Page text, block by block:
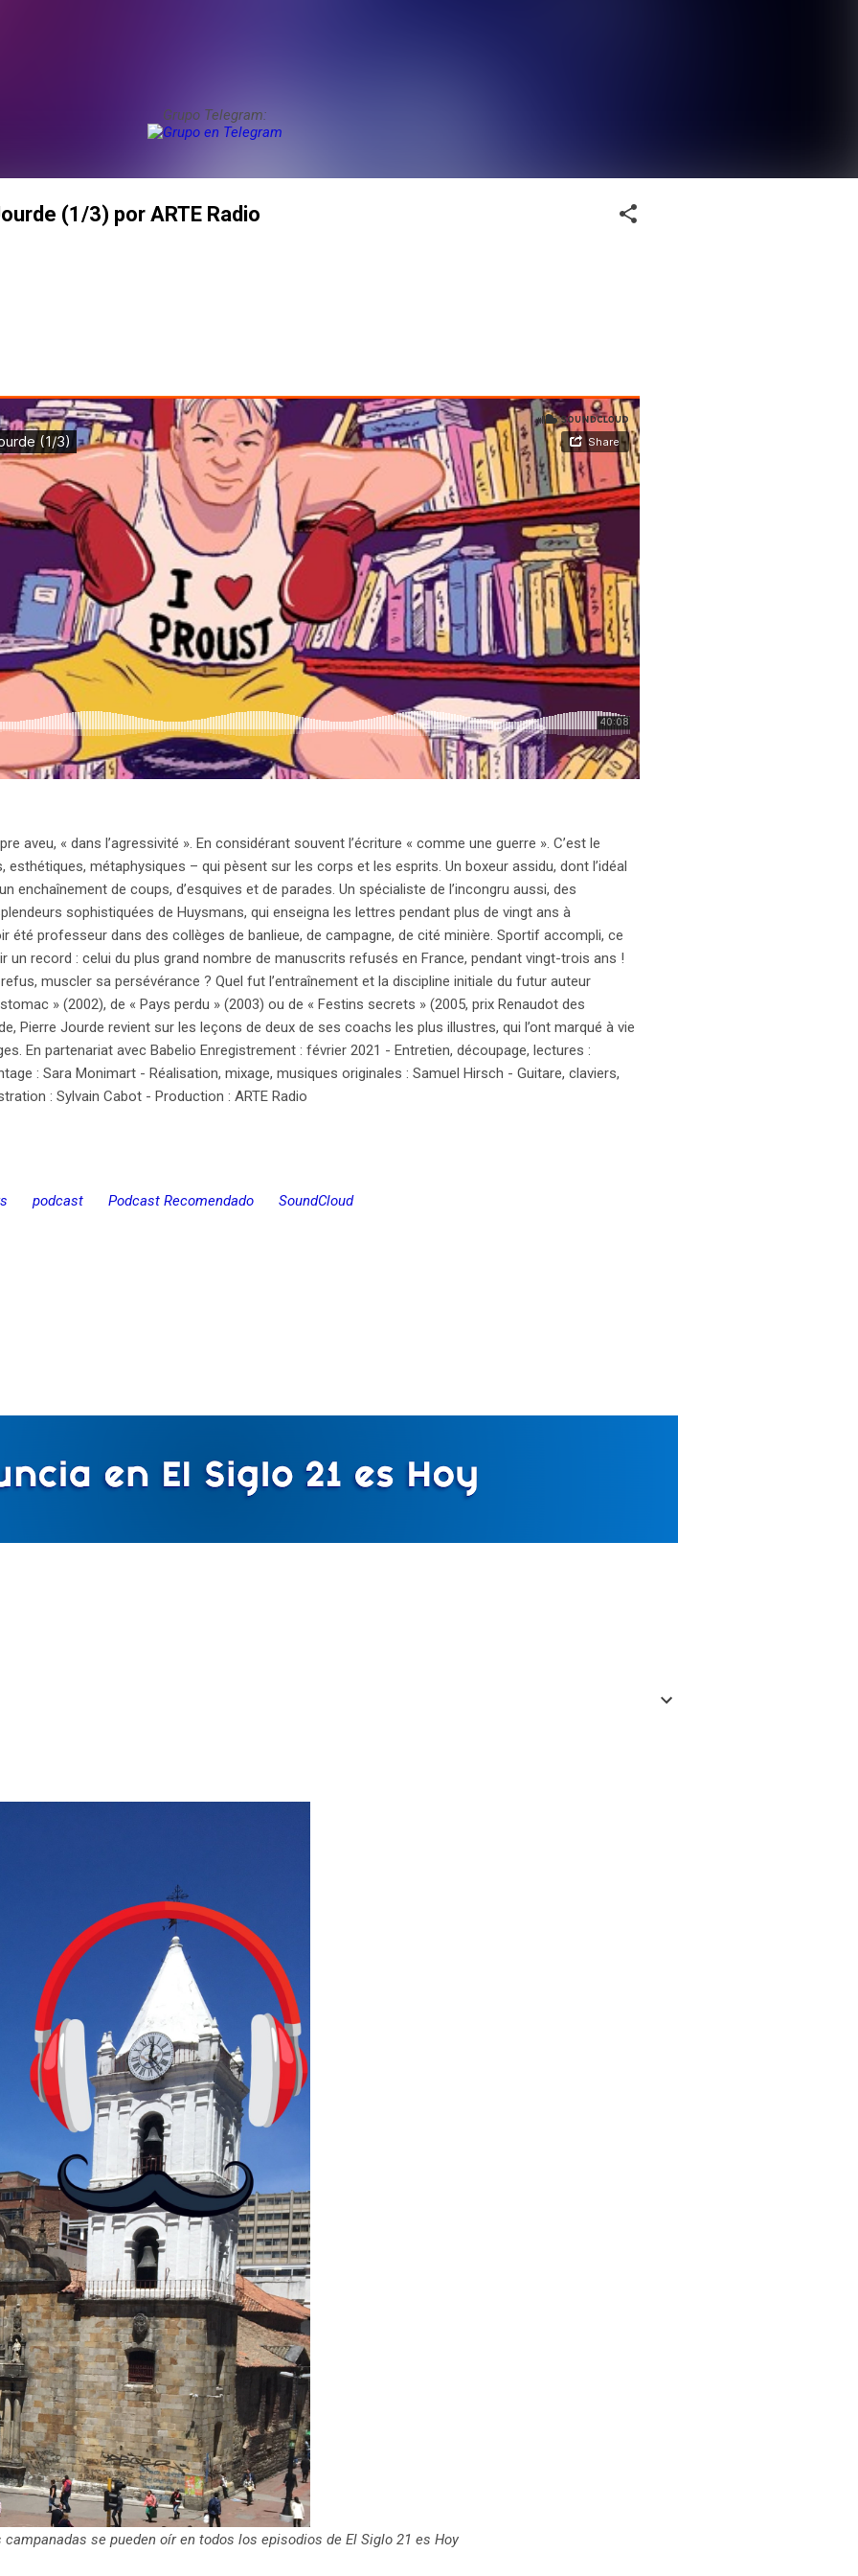
Grupo Telegram:
(1/3) por ARTE Radio
aveu, « dans l’agressivité ». En considérant souvent l’écriture « comme une guerre ». C’est le
métaphysiques – qui pèsent sur les corps et les esprits. Un boxeur assidu, dont l’idéal
enchaînement de coups, d’esquives et de parades. Un spécialiste de l’incongru aussi, des
sophistiquées de Huysmans, qui enseigna les lettres pendant plus de vingt ans à
été professeur dans des collèges de banlieue, de campagne, de cité minière. Sportif accompli, ce
un record : celui du plus grand nombre de manuscrits refusés en France, pendant vingt-trois ans !
muscler sa persévérance ? Quel fut l’entraînement et la discipline initiale du futur auteur
» (2002), de « Pays perdu » (2003) ou de « Festins secrets » (2005, prix Renaudot des
Pierre Jourde revient sur les leçons de deux de ses coachs les plus illustres, qui l’ont marqué à vie
En partenariat avec Babelio Enregistrement : février 2021 - Entretien, découpage, lectures :
: Sara Monimart - Réalisation, mixage, musiques originales : Samuel Hirsch - Guitare, claviers,
: Sylvain Cabot - Production : ARTE Radio
podcast Podcast Recomendado SoundCloud
se pueden oír en todos los episodios de El Siglo 21 es Hoy